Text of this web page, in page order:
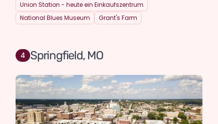
Union Station - heute ein Einkaufszentrum
National Blues Museum
Grant's Farm
Springfield, MO